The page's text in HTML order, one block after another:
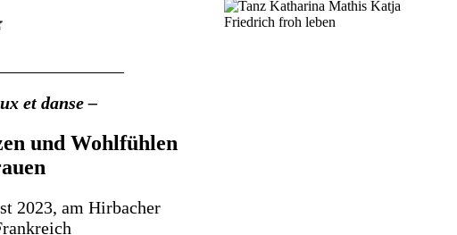
et danse –
und Wohlfühlen
2023, am Hirbacher